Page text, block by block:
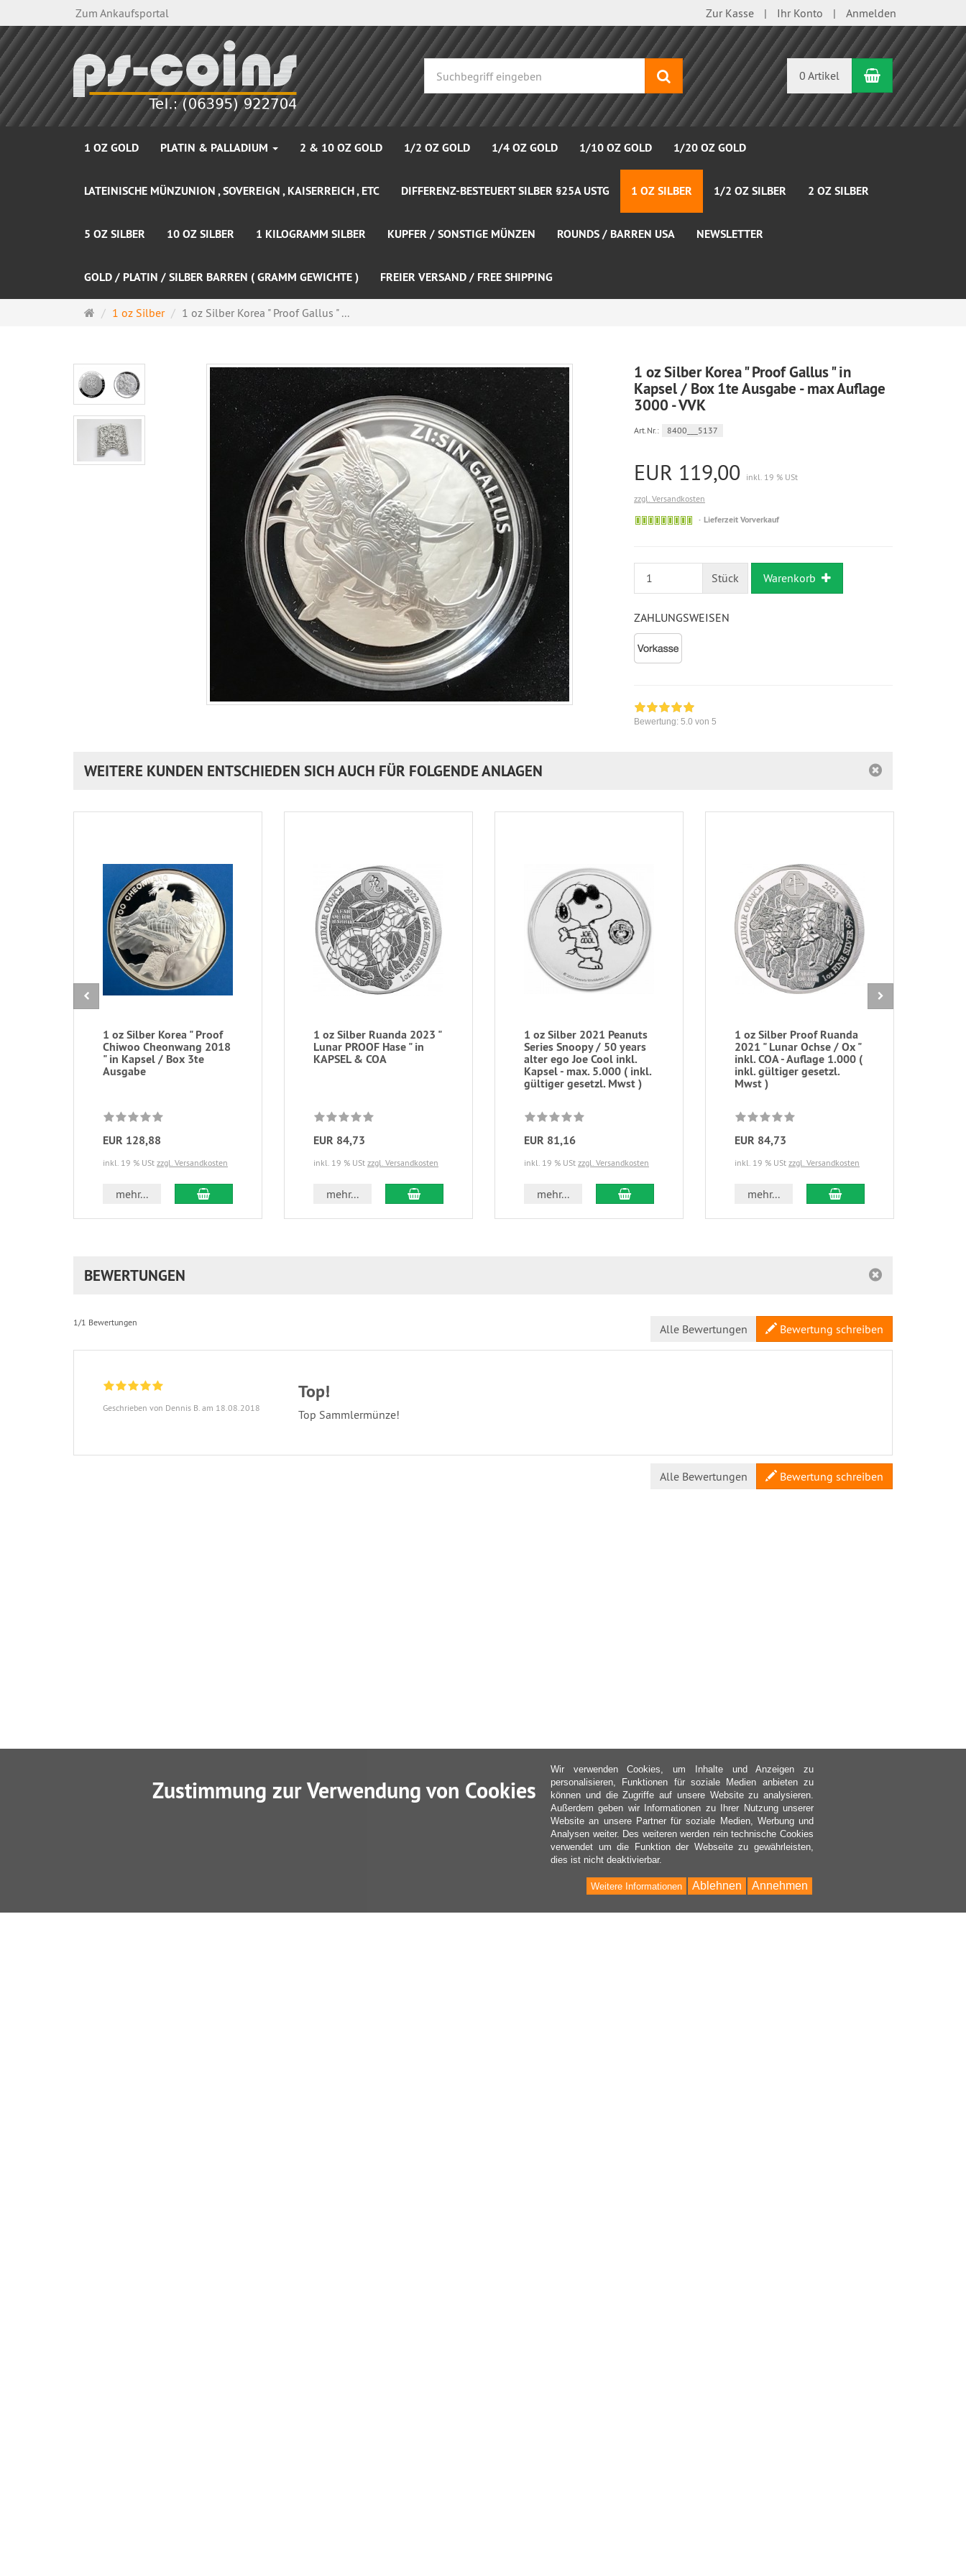
Zum Ankaufsportal Zur Kasse Ihr Konto Anmelden
Suchen 0 Artikel Warenkorb
1 OZ GOLD PLATIN & PALLADIUM 2 & 10 OZ GOLD 1/2 OZ GOLD 1/4 OZ GOLD 1/10 OZ GOLD 1/20 OZ GOLD
LATEINISCHE MÜNZUNION , SOVEREIGN , KAISERREICH , ETC DIFFERENZ-BESTEUERT SILBER §25A USTG 1 OZ SILBER 1/2 OZ SILBER 2 OZ SILBER
5 OZ SILBER 10 OZ SILBER 1 KILOGRAMM SILBER KUPFER / SONSTIGE MÜNZEN ROUNDS / BARREN USA NEWSLETTER
GOLD / PLATIN / SILBER BARREN ( GRAMM GEWICHTE ) FREIER VERSAND / FREE SHIPPING
Startseite
1 oz Silber 1 oz Silber Korea " Proof Gallus " ...
1 oz Silber Korea " Proof Gallus " in
Kapsel / Box 1te Ausgabe - max Auflage
3000 - VVK
Art.Nr.: 8400___5137
EUR 119,00
inkl. 19 % USt
zzgl. Versandkosten
Bestellung
Lieferzeit Vorverkauf
Stück Warenkorb
ZAHLUNGSWEISEN
Bewertung: 5.0 von 5
WEITERE KUNDEN ENTSCHIEDEN SICH AUCH FÜR FOLGENDE ANLAGEN
1 oz Silber Korea " Proof
Chiwoo Cheonwang 2018
" in Kapsel / Box 3te
Ausgabe
EUR 128,88
inkl. 19 % USt zzgl. Versandkosten
mehr... In den Warenkorb
1 oz Silber Ruanda 2023 "
Lunar PROOF Hase " in
KAPSEL & COA
EUR 84,73
inkl. 19 % USt zzgl. Versandkosten
mehr... In den Warenkorb
1 oz Silber 2021 Peanuts
Series Snoopy / 50 years
alter ego Joe Cool inkl.
Kapsel - max. 5.000 ( inkl.
gültiger gesetzl. Mwst )
EUR 81,16
inkl. 19 % USt zzgl. Versandkosten
mehr... In den Warenkorb
1 oz Silber Proof Ruanda
2021 " Lunar Ochse / Ox "
inkl. COA - Auflage 1.000 (
inkl. gültiger gesetzl.
Mwst )
EUR 84,73
inkl. 19 % USt zzgl. Versandkosten
mehr... In den Warenkorb
BEWERTUNGEN
1/1 Bewertungen Alle Bewertungen Bewertung schreiben
Geschrieben von Dennis B. am 18.08.2018
Top!
Top Sammlermünze!
Alle Bewertungen Bewertung schreiben
Zustimmung zur Verwendung von Cookies
Wir verwenden Cookies, um Inhalte und Anzeigen zu
personalisieren, Funktionen für soziale Medien anbieten zu
können und die Zugriffe auf unsere Website zu analysieren.
Außerdem geben wir Informationen zu Ihrer Nutzung unserer
Website an unsere Partner für soziale Medien, Werbung und
Analysen weiter. Des weiteren werden rein technische Cookies
verwendet um die Funktion der Webseite zu gewährleisten,
dies ist nicht deaktivierbar.
Annehmen
Ablehnen
Weitere Informationen